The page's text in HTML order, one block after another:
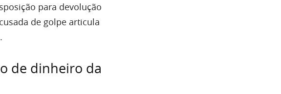
para devolução
de golpe articula
de dinheiro da